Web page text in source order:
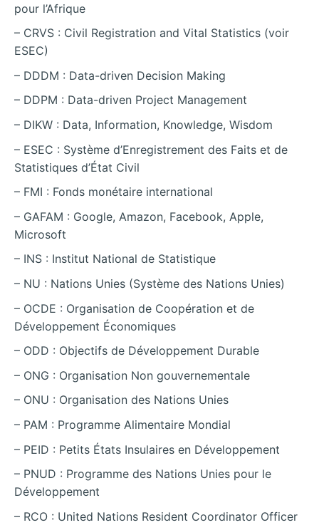
pour l’Afrique
– CRVS : Civil Registration and Vital Statistics (voir
ESEC)
– DDDM : Data-driven Decision Making
– DDPM : Data-driven Project Management
– DIKW : Data, Information, Knowledge, Wisdom
– ESEC : Système d’Enregistrement des Faits et de
Statistiques d’État Civil
– FMI : Fonds monétaire international
– GAFAM : Google, Amazon, Facebook, Apple,
Microsoft
– INS : Institut National de Statistique
– NU : Nations Unies (Système des Nations Unies)
– OCDE : Organisation de Coopération et de
Développement Économiques
– ODD : Objectifs de Développement Durable
– ONG : Organisation Non gouvernementale
– ONU : Organisation des Nations Unies
– PAM : Programme Alimentaire Mondial
– PEID : Petits États Insulaires en Développement
– PNUD : Programme des Nations Unies pour le
Développement
– RCO : United Nations Resident Coordinator Officer